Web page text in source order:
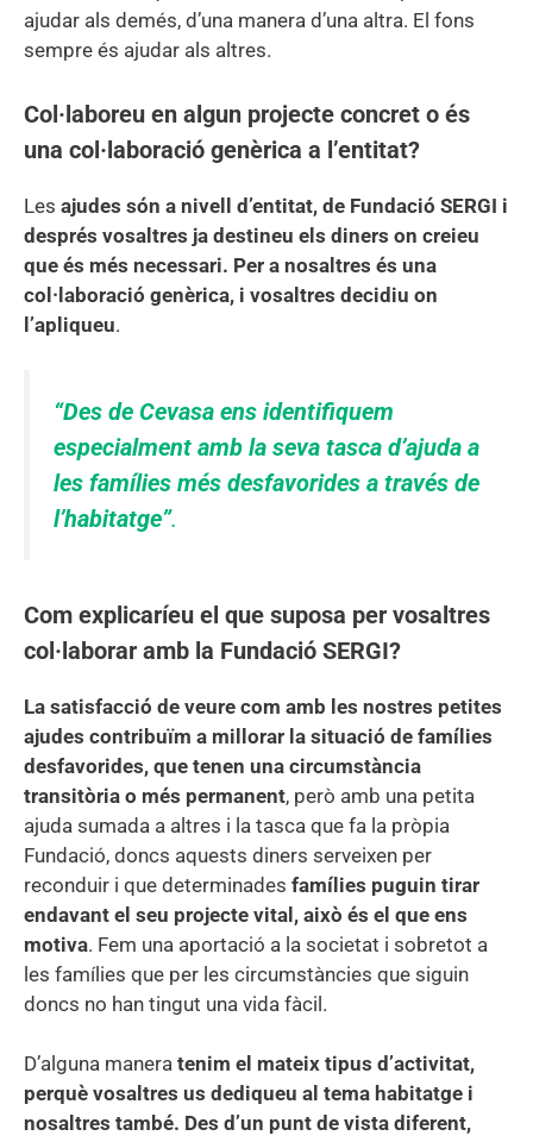
ajudar als demés, d’una manera d’una altra. El fons
sempre és ajudar als altres.
Col·laboreu en algun projecte concret o és
una col·laboració genèrica a l’entitat?
Les ajudes són a nivell d’entitat, de Fundació SERGI i
després vosaltres ja destineu els diners on creieu
que és més necessari. Per a nosaltres és una
col·laboració genèrica, i vosaltres decidiu on
l’apliqueu.
“Des de Cevasa ens identifiquem
especialment amb la seva tasca d’ajuda a
les famílies més desfavorides a través de
l’habitatge”.
Com explicaríeu el que suposa per vosaltres
col·laborar amb la Fundació SERGI?
La satisfacció de veure com amb les nostres petites
ajudes contribuïm a millorar la situació de famílies
desfavorides, que tenen una circumstància
transitòria o més permanent, però amb una petita
ajuda sumada a altres i la tasca que fa la pròpia
Fundació, doncs aquests diners serveixen per
reconduir i que determinades famílies puguin tirar
endavant el seu projecte vital, això és el que ens
motiva. Fem una aportació a la societat i sobretot a
les famílies que per les circumstàncies que siguin
doncs no han tingut una vida fàcil.
D’alguna manera tenim el mateix tipus d’activitat,
perquè vosaltres us dediqueu al tema habitatge i
nosaltres també. Des d’un punt de vista diferent,